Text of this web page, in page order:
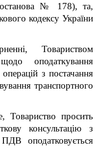
№ 178), та,
кодексу України
Товариством
оподаткування
з постачання
транспортного
Товариство просить
консультацію з
оподатковується